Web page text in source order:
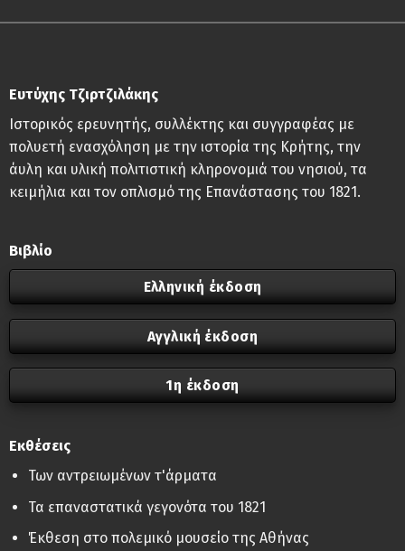
Ευτύχης Τζιρτζιλάκης
Ιστορικός ερευνητής, συλλέκτης και συγγραφέας με
πολυετή ενασχόληση με την ιστορία της Κρήτης, την
άυλη και υλική πολιτιστική κληρονομιά του νησιού, τα
κειμήλια και τον οπλισμό της Επανάστασης του 1821.
Βιβλίο
Ελληνική έκδοση
Αγγλική έκδοση
1η έκδοση
Εκθέσεις
Των αντρειωμένων τ'άρματα
Τα επαναστατικά γεγονότα του 1821
Έκθεση στο πολεμικό μουσείο της Αθήνας